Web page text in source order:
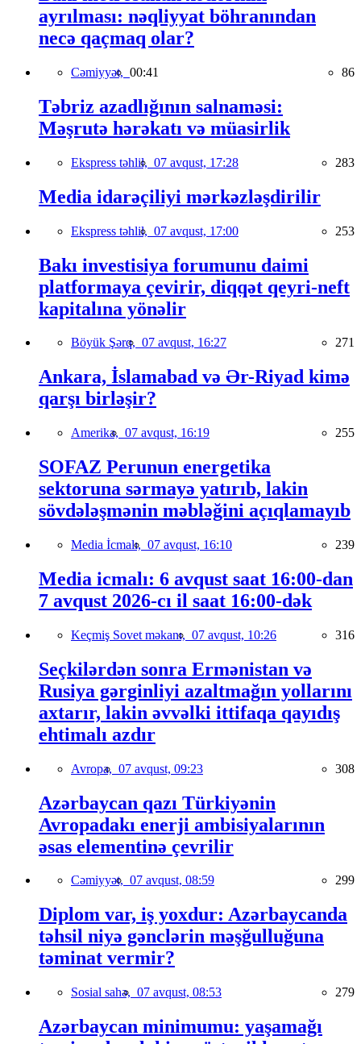
ayrılması: nəqliyyat böhranından
necə qaçmaq olar?
Cəmiyyət, 00:41 86
Təbriz azadlığının salnaməsi:
Məşrutə hərəkatı və müasirlik
Ekspress təhlil, 07 avqust, 17:28 283
Media idarəçiliyi mərkəzləşdirilir
Ekspress təhlil, 07 avqust, 17:00 253
Bakı investisiya forumunu daimi
platformaya çevirir, diqqət qeyri-neft
kapitalına yönəlir
Böyük Şərq, 07 avqust, 16:27 271
Ankara, İslamabad və Ər-Riyad kimə
qarşı birləşir?
Amerika, 07 avqust, 16:19 255
SOFAZ Perunun energetika
sektoruna sərmayə yatırıb, lakin
sövdələşmənin məbləğini açıqlamayıb
Media İcmalı, 07 avqust, 16:10 239
Media icmalı: 6 avqust saat 16:00-dan
7 avqust 2026-cı il saat 16:00-dək
Keçmiş Sovet məkanı, 07 avqust, 10:26 316
Seçkilərdən sonra Ermənistan və
Rusiya gərginliyi azaltmağın yollarını
axtarır, lakin əvvəlki ittifaqa qayıdış
ehtimalı azdır
Avropa, 07 avqust, 09:23 308
Azərbaycan qazı Türkiyənin
Avropadakı enerji ambisiyalarının
əsas elementinə çevrilir
Cəmiyyət, 07 avqust, 08:59 299
Diplom var, iş yoxdur: Azərbaycanda
təhsil niyə gənclərin məşğulluğuna
təminat vermir?
Sosial sahə, 07 avqust, 08:53 279
Azərbaycan minimumu: yaşamağı